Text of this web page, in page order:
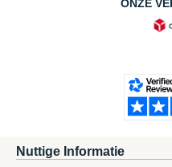
ONZE
Nuttige Informatie